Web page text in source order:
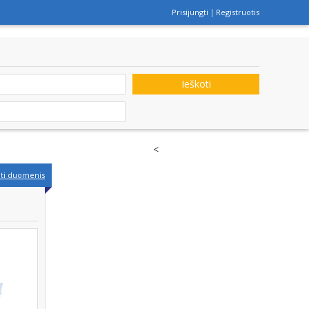
Prisijungti Registruotis
Ieškoti
duomenis
<